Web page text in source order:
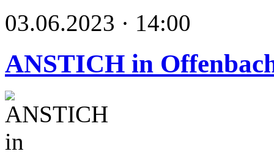
03.06.2023 · 14:00
ANSTICH in